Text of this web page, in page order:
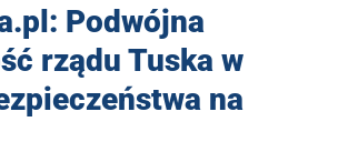
Podwójna
rządu Tuska w
na